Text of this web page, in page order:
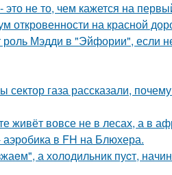
не то, чем кажется на
откровенности на красной
Мэдди в "Эйфории", если
газа рассказали,
живёт вовсе не в лесах, а в
аэробика в FH на Блюхера.
а холодильник пуcт,